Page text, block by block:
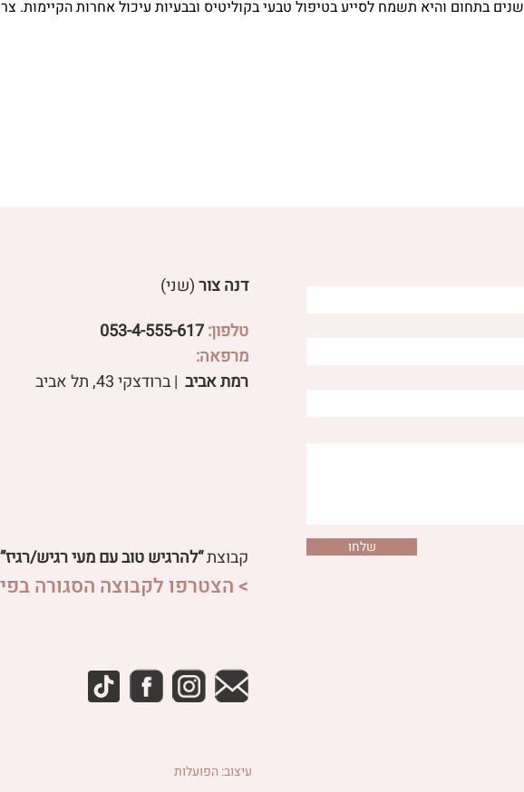
לדנה נסיון של מעל 10 שנים בתחום והיא תשמח לסייע בטיפול טבעי בקוליטיס ובבעיות עיכול אחרות
דנה צור(שני)
טלפון:053-4-555-617
מרפאה:
רמת אביב | ברודצקי 43, תל אביב​
קבוצת“להרגיש טוב עם מעי רגיש/רגיז”
> הצטרפו לקבוצה הסגורה
שלחו
עיצוב: הפועלות